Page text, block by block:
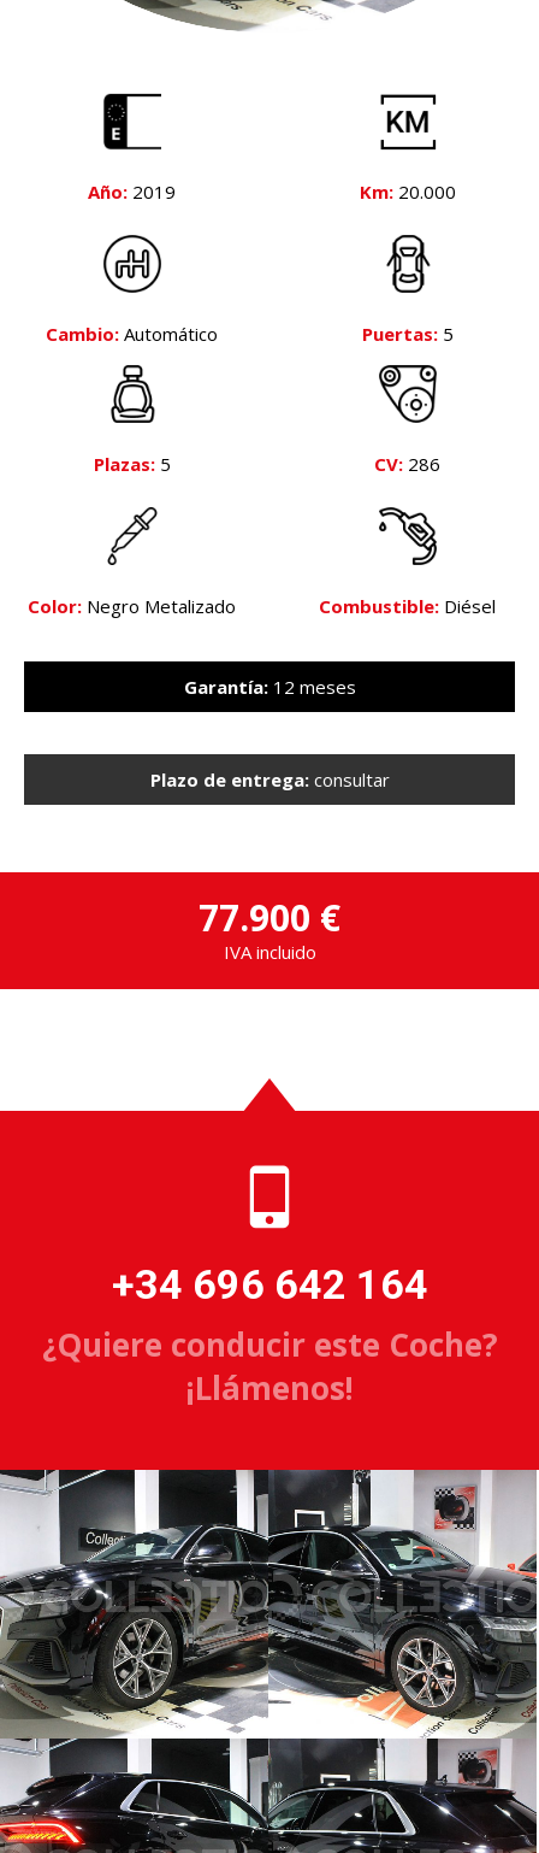
Año: 2019 Km:20.000
Cambio: Automático Puertas:5
Plazas:5 CV: 286
Color: Negro Metalizado Combustible: Diésel
Garantía:12 meses
Plazo de entrega:consultar
77.900 €
IVA incluido
+34 696 642 164
¿Quiere conducir este Coche?
¡Llámenos!